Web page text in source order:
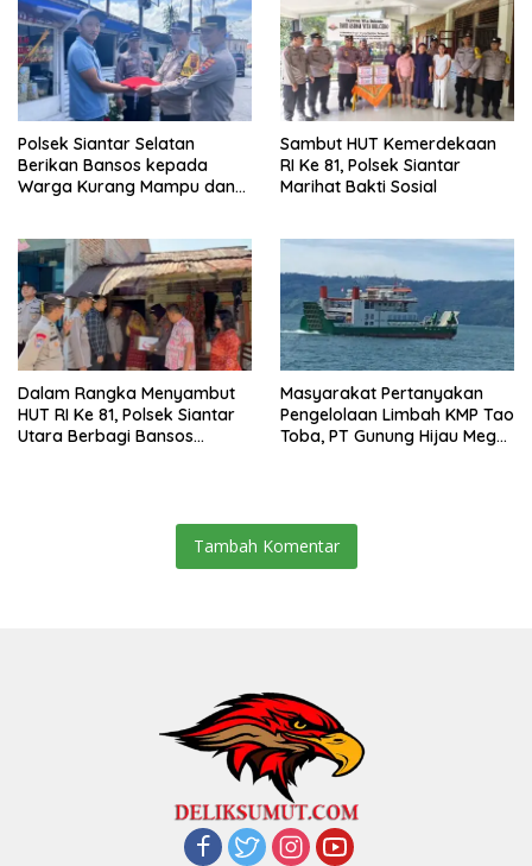
Polsek Siantar Selatan
Berikan Bansos kepada
Warga Kurang Mampu dan
Sambut HUT Kemerdekaan
RI Ke 81, Polsek Siantar
Marihat Bakti Sosial
Dalam Rangka Menyambut
HUT RI Ke 81, Polsek Siantar
Utara Berbagi Bansos
Masyarakat Pertanyakan
Pengelolaan Limbah KMP Tao
Toba, PT Gunung Hijau Mega
Tambah Komentar